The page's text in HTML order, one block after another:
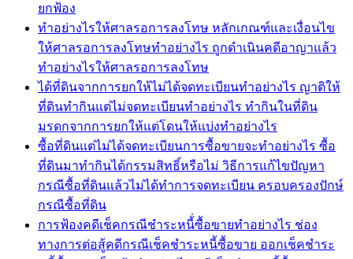
ยกฟ้อง
ทำอย่างไรให้ศาลรอการลงโทษ หลักเกณฑ์และเงื่อนไข
ให้ศาลรอการลงโทษทำอย่างไร ถูกดำเนินคดีอาญาแล้ว
ทำอย่างไรให้ศาลรอการลงโทษ
ได้ที่ดินจากการยกให้ไม่ได้จดทะเบียนทำอย่างไร ญาติให้
ที่ดินทำกินแต่ไม่จดทะเบียนทำอย่างไร ทำกินในที่ดิน
มรดกจากการยกให้แต่โดนให้แบ่งทำอย่างไร
ซื้อที่ดินแต่ไม่ได้จดทะเบียนการซื้อขายจะทำอย่างไร ซื้อ
ที่ดินมาทำกินได้กรรมสิทธิ์หรือไม่ วิธีการแก้ไขปัญหา
กรณีซื้อที่ดินแล้วไม่ได้ทำการจดทะเบียน ครอบครองปักษ์
กรณีซื้อที่ดิน
การฟ้องคดีเช็คกรณีชำระหนี้่ซื้อขายทำอย่างไร ช่อง
ทางการต่อสู้คดีกรณีเช็คชำระหนี้ซื้อขาย ออกเช็คชำระ